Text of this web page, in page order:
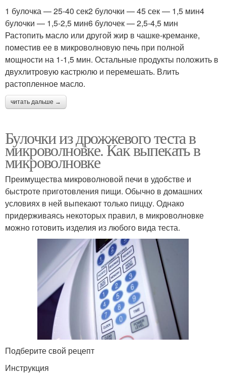
1 булочка — 25-40 сек2 булочки — 45 сек — 1,5 мин4
булочки — 1,5-2,5 мин6 булочек — 2,5-4,5 мин
Растопить масло или другой жир в чашке-креманке,
поместив ее в микроволновую печь при полной
мощности на 1-1,5 мин. Остальные продукты положить в
двухлитровую кастрюлю и перемешать. Влить
растопленное масло.
читать дальше →
Булочки из дрожжевого теста в
микроволновке. Как выпекать в
микроволновке
Преимущества микроволновой печи в удобстве и
быстроте приготовления пищи. Обычно в домашних
условиях в ней выпекают только пиццу. Однако
придерживаясь некоторых правил, в микроволновке
можно готовить изделия из любого вида теста.
Подберите свой рецепт
Инструкция